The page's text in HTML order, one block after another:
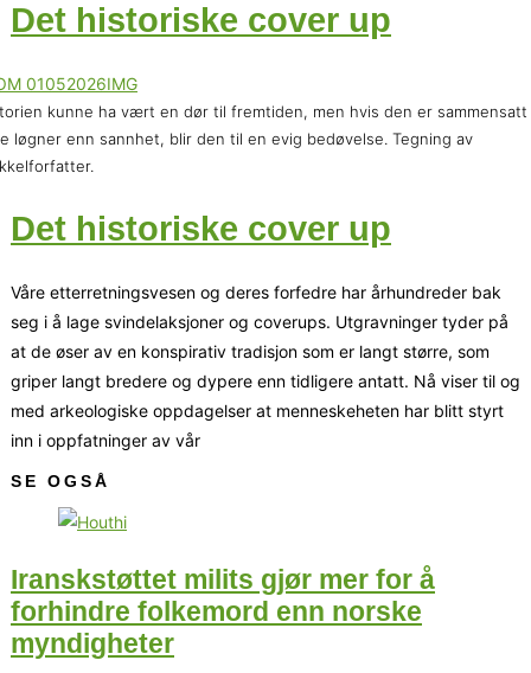
Det historiske cover up
kunne ha vært en dør til fremtiden, men hvis den er sammensatt
løgner enn sannhet, blir den til en evig bedøvelse. Tegning av
Det historiske cover up
Våre etterretningsvesen og deres forfedre har århundreder bak
seg i å lage svindelaksjoner og coverups. Utgravninger tyder på
at de øser av en konspirativ tradisjon som er langt større, som
griper langt bredere og dypere enn tidligere antatt. Nå viser til og
med arkeologiske oppdagelser at menneskeheten har blitt styrt
inn i oppfatninger av vår
SE OGSÅ
Iranskstøttet milits gjør mer for å
forhindre folkemord enn norske
myndigheter